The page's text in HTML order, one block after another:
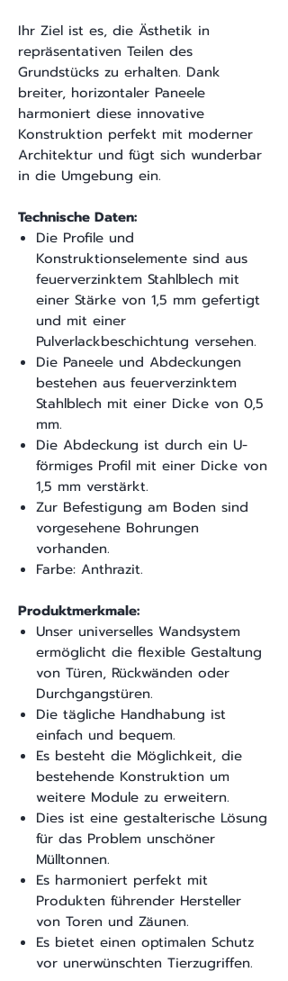
Ihr Ziel ist es, die Ästhetik in
repräsentativen Teilen des
Grundstücks zu erhalten. Dank
breiter, horizontaler Paneele
harmoniert diese innovative
Konstruktion perfekt mit moderner
Architektur und fügt sich wunderbar
in die Umgebung ein.
Technische Daten:
Die Profile und
Konstruktionselemente sind aus
feuerverzinktem Stahlblech mit
einer Stärke von 1,5 mm gefertigt
und mit einer
Pulverlackbeschichtung versehen.
Die Paneele und Abdeckungen
bestehen aus feuerverzinktem
Stahlblech mit einer Dicke von 0,5
mm.
Die Abdeckung ist durch ein U-
förmiges Profil mit einer Dicke von
1,5 mm verstärkt.
Zur Befestigung am Boden sind
vorgesehene Bohrungen
vorhanden.
Farbe: Anthrazit.
Produktmerkmale:
Unser universelles Wandsystem
ermöglicht die flexible Gestaltung
von Türen, Rückwänden oder
Durchgangstüren.
Die tägliche Handhabung ist
einfach und bequem.
Es besteht die Möglichkeit, die
bestehende Konstruktion um
weitere Module zu erweitern.
Dies ist eine gestalterische Lösung
für das Problem unschöner
Mülltonnen.
Es harmoniert perfekt mit
Produkten führender Hersteller
von Toren und Zäunen.
Es bietet einen optimalen Schutz
vor unerwünschten Tierzugriffen.